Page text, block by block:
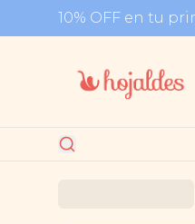
10% OFF en tu